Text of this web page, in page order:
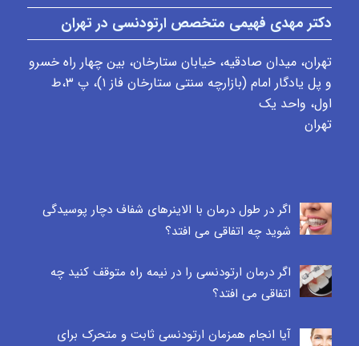
دکتر مهدی فهیمی متخصص ارتودنسی در تهران
تهران، میدان صادقیه، خیابان ستارخان، بین چهار راه خسرو
و پل یادگار امام (بازارچه سنتی ستارخان فاز ۱)، پ ٣،ط
اول، واحد یک
تهران
اگر در طول درمان با الاینرهای شفاف دچار پوسیدگی
شوید چه اتفاقی می افتد؟
اگر درمان ارتودنسی را در نیمه راه متوقف کنید چه
اتفاقی می افتد؟
آیا انجام همزمان ارتودنسی ثابت و متحرک برای